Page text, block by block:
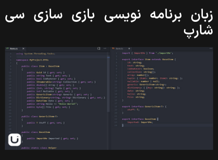
زبان برنامه نویسی بازی سازی سی
شارپ